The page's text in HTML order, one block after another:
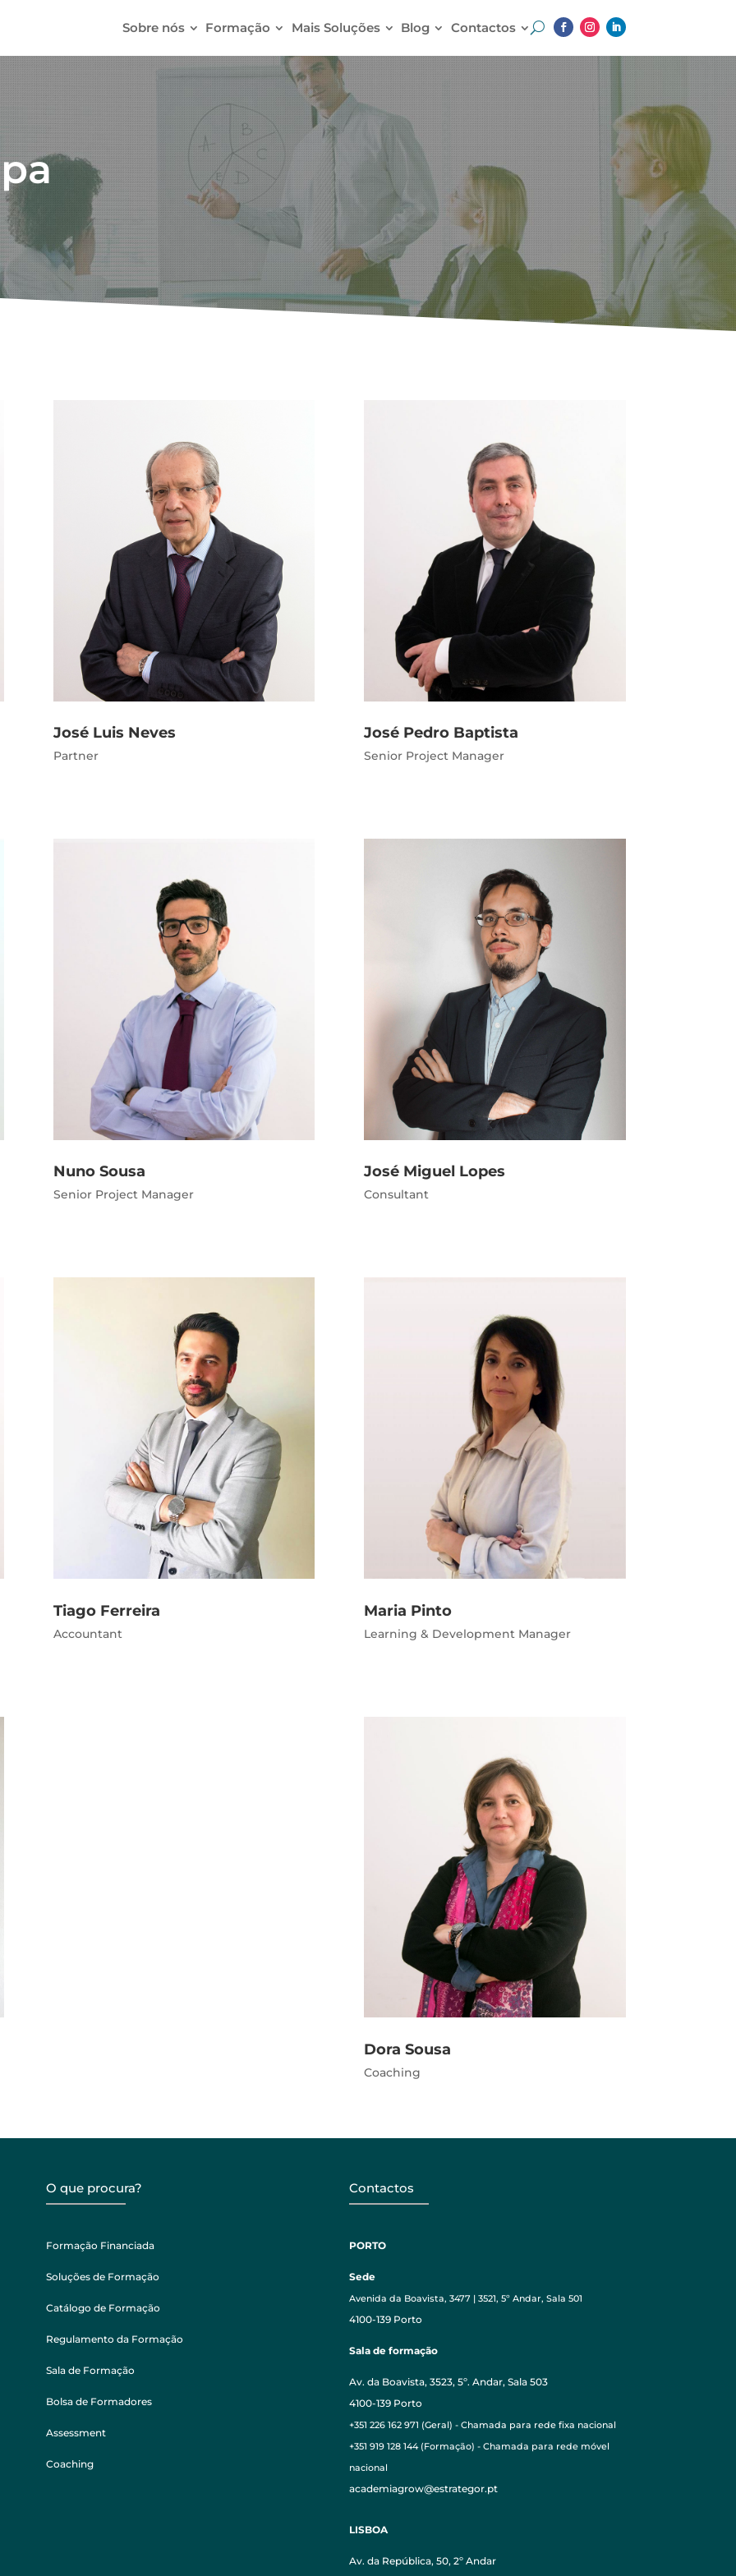
Sobre nós Formação Mais Soluções Blog Contactos
José Luis Neves
Partner
José Pedro Baptista
Senior Project Manager
Nuno Sousa
Senior Project Manager
José Miguel Lopes
Consultant
Tiago Ferreira
Accountant
Maria Pinto
Learning & Development Manager
Dora Sousa
Coaching
O que procura?
Formação Financiada
Soluções de Formação
Catálogo de Formação
Regulamento da Formação
Sala de Formação
Bolsa de Formadores
Assessment
Coaching
Contactos
PORTO
Sede
Avenida da Boavista, 3477 | 3521, 5º Andar, Sala 501
4100-139 Porto
Sala de formação
Av. da Boavista, 3523, 5º. Andar, Sala 503
4100-139 Porto
+351 226 162 971 (Geral) - Chamada para rede fixa nacional
+351 919 128 144 (Formação) - Chamada para rede móvel
nacional
academiagrow@estrategor.pt
LISBOA
Av. da República, 50, 2º Andar